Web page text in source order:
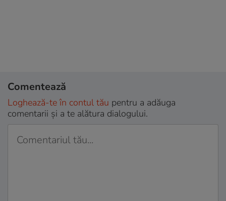
Comentează
Loghează-te în contul tău pentru a adăuga
comentarii și a te alătura dialogului.